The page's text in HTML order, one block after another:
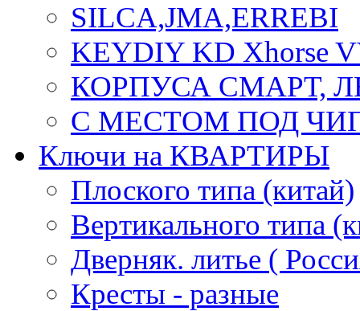
SILCA,JMA,ERREBI
KEYDIY KD Xhorse
КОРПУСА СМАРТ,
С МЕСТОМ ПОД
Ключи на КВАРТИРЫ
Плоского типа (китай)
Вертикального типа
Дверняк. литье (
Кресты - разные